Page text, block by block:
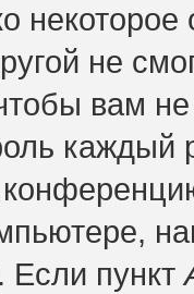
не
вам
Если пункт